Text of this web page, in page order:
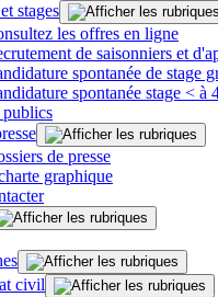
stages
les offres en ligne
de saisonniers et
spontanée de stage
spontanée stage < à
publics
de presse
graphique
civil